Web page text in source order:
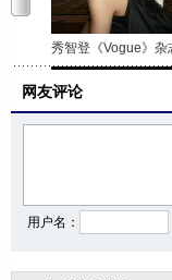
秀智登《Vogue》杂
网友评论
用户名：